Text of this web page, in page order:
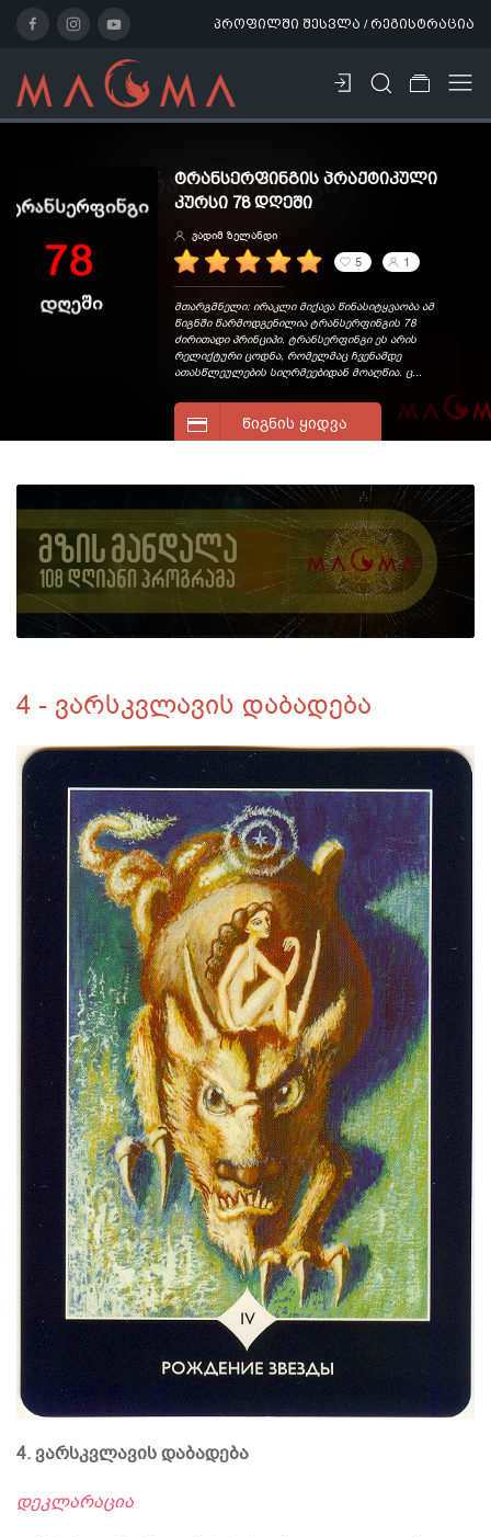
პროფილში შესვლა / რეგისტრაცია
ᲢᲠᲐᲜᲡᲔᲠᲤᲘᲜᲒᲘᲡ ᲞᲠᲐᲥᲢᲘᲙᲣᲚᲘ
ᲙᲣᲠᲡᲘ 78 ᲓᲦᲔᲨᲘ
ვადიმ ზელანდი
5 1
მთარგმნელი: ირაკლი მიქავა წინასიტყვაობა ამ
წიგნში წარმოდგენილია ტრანსერფინგის 78
ძირითადი პრინციპი. ტრანსერფინგი ეს არის
რელიქტური ცოდნა, რომელმაც ჩვენამდე
ათასწლეულების სიღრმეებიდან მოაღწია. ც...
ᲬᲘᲒᲜᲘᲡ ᲧᲘᲓᲕᲐ
4 - ვარსკვლავის დაბადება
4. ვარსკვლავის დაბადება
დეკლარაცია